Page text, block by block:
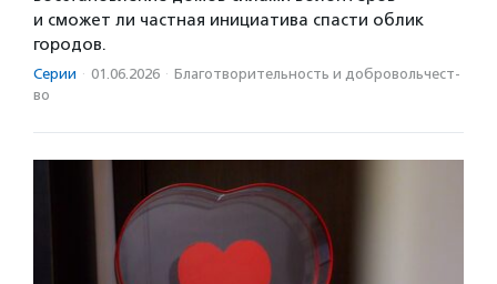
и сможет ли частная инициатива спасти облик
городов.
Серии · 01.06.2026 · Благотвори­тель­ность и доброволь­чест­
во